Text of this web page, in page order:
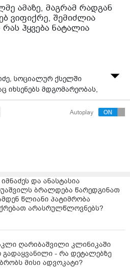
ამაზე, მაგრამ რადგან
ვიფიქრე, შემიძლია
ჰყვება ნატალია
სოციალურ ქსელში
იხსენებს მდგომარეობას,
ჯანმრთელობის
Autoplay
იმნაძეს და ანასტასია
ბრალდება წარედგინათ
წლიანი პატიმრობა
არასრულწლოვნებს?
ღარიბაშვილი კლინიკაში
გადაყვანილი - რა დეტალებზე
მისი ადვოკატი?